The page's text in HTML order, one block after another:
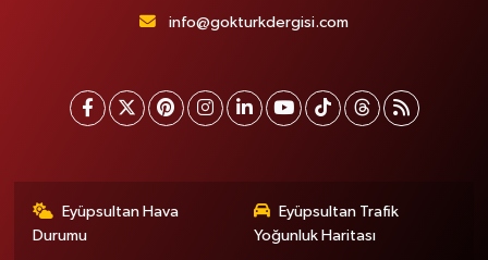
info@gokturkdergisi.com
Eyüpsultan Hava
Durumu
Eyüpsultan Trafik
Yoğunluk Haritası